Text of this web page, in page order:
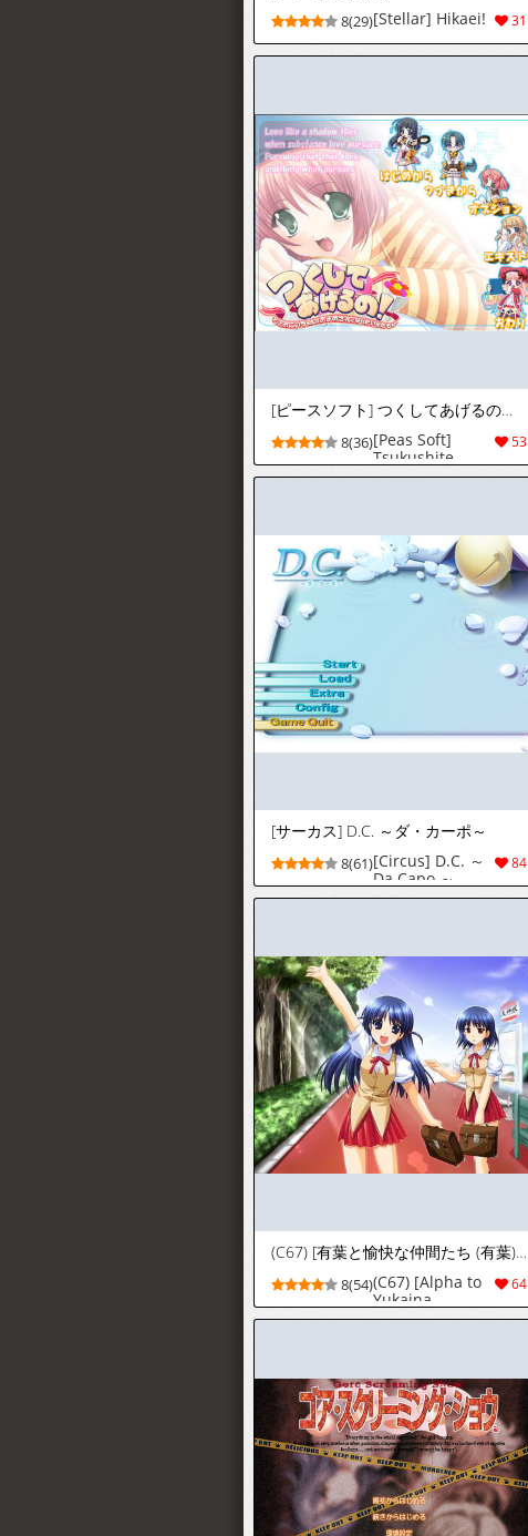
31
8(29)[Stellar] Hikaei!
[ピースソフト] つくしてあげるの！～だっておにいちゃんのおよめさんになりたいんだもん～
53
8(36)[Peas Soft]
Tsukushite
Ageruno! ～
Naritaindamon
～
[サーカス] D.C. ～ダ・カーポ～
84
8(61)[Circus] D.C. ～
Da Capo ～
(C67) [有葉と愉快な仲間たち (有葉)] スクール×スクール (スクールランブル)
64
8(54)(C67) [Alpha to
Yukaina
Nakamatachi
Rumble)